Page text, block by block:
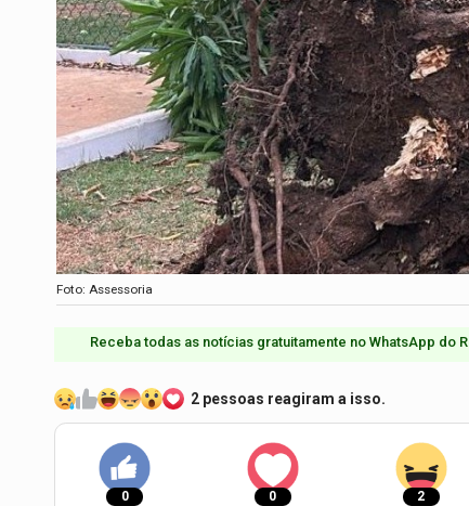
Foto: Assessoria
Receba todas as notícias gratuitamente no WhatsApp do
2 pessoas reagiram a isso.
0 0 2